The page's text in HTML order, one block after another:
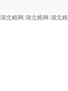
湖北粮网 湖北粮网 湖北